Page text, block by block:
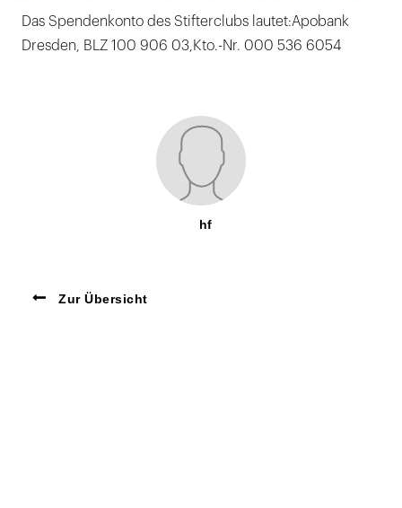
Das Spendenkonto des Stifterclubs lautet:Apobank
Dresden, BLZ 100 906 03,Kto.-Nr. 000 536 6054
hf
Zur Übersicht